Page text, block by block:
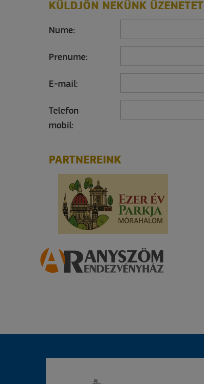
HÍRLEVELÜNKRE
KÜLDJÖN NEKÜNK ÜZENETET
Nume:
Prenume:
E-mail:
Telefon
mobil:
PARTNEREINK